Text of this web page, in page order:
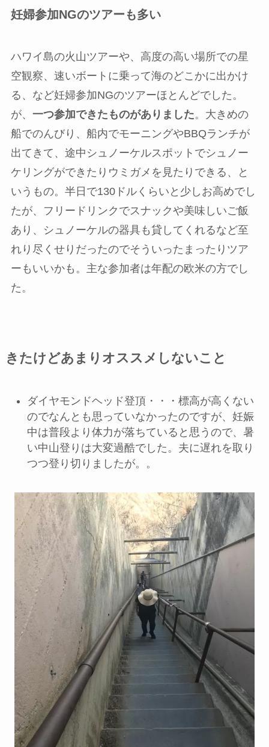
妊婦参加NGのツアーも多い
ハワイ島の火山ツアーや、高度の高い場所での星
空観察、速いボートに乗って海のどこかに出かけ
る、など妊婦参加NGのツアーほとんどでした。
が、 一つ参加できたものがありました。大きめの
船でのんびり、船内でモーニングやBBQランチが
出てきて、途中シュノーケルスポットでシュノー
ケリングができたりウミガメを見たりできる、と
いうもの。半日で130ドルくらいと少しお高めでし
たが、フリードリンクでスナックや美味しいご飯
あり、シュノーケルの器具も貸してくれるなど至
れり尽くせりだったのでそういったまったりツア
ーもいいかも。主な参加者は年配の欧米の方でし
た。
きたけどあまりオススメしないこと
ダイヤモンドヘッド登頂・・・標高が高くない
のでなんとも思っていなかったのですが、妊娠
中は普段より体力が落ちていると思うので、暑
い中山登りは大変過酷でした。夫に遅れを取り
つつ登り切りましたが。。